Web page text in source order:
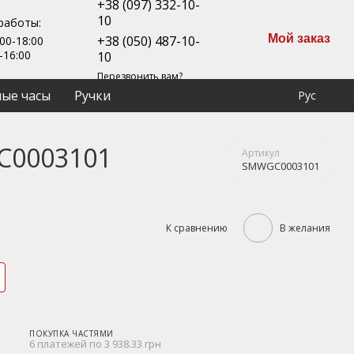
18:00
+38 (097) 332-10-
10
+38 (050) 487-10-
10
Перезвонить вам?
Мой заказ
часы Ручки Рус
Артикул
SMWGC0003101
К сравнению В желания
ПОКУПКА ЧАСТЯМИ
6 платежей по 3 938.33 грн